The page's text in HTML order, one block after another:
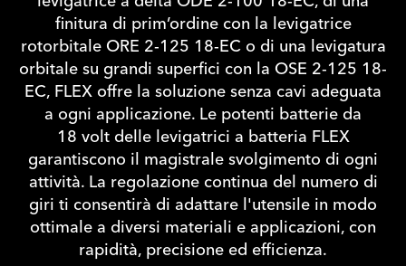
finitura di prim’ordine con la levigatrice
rotorbitale ORE 2-125 18-EC o di una levigatura
orbitale su grandi superfici con la OSE 2-125 18-
EC, FLEX offre la soluzione senza cavi adeguata
a ogni applicazione. Le potenti batterie da
18 volt delle levigatrici a batteria FLEX
garantiscono il magistrale svolgimento di ogni
attività. La regolazione continua del numero di
giri ti consentirà di adattare l'utensile in modo
ottimale a diversi materiali e applicazioni, con
rapidità, precisione ed efficienza.